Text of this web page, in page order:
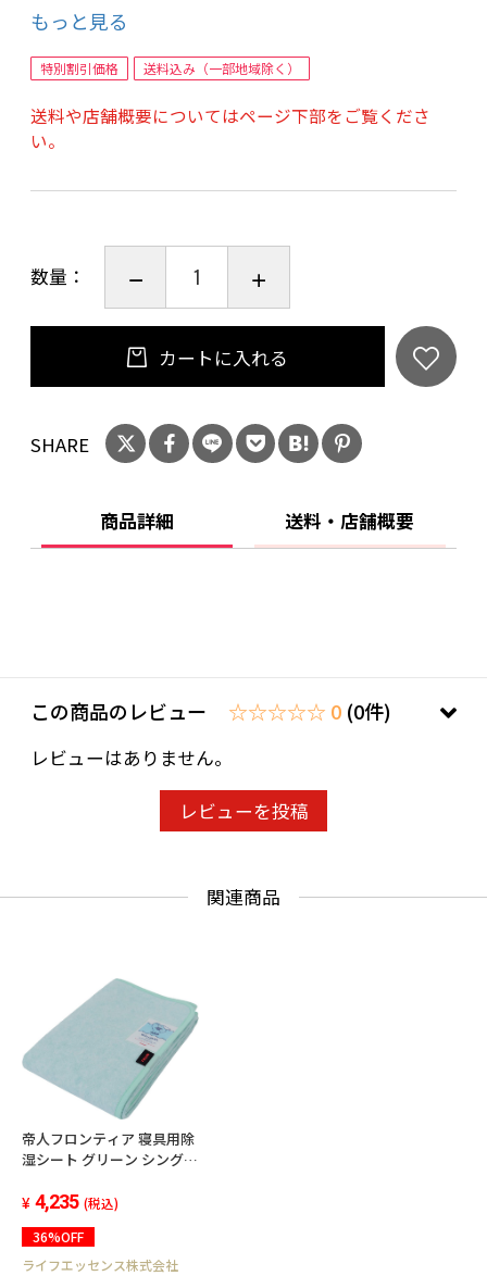
もっと見る
特別割引価格 送料込み（一部地域除く）
送料や店舗概要についてはページ下部をご覧くださ
い。
数量：
カートに入れる
SHARE
商品詳細 送料・店舗概要
この商品のレビュー ☆☆☆☆☆ 0 (0件)
レビューはありません。
レビューを投稿
関連商品
帝人フロンティア 寝具用除
湿シート グリーン シングル
Plus 防ダニ抗菌防臭 日本製
4,235 (税込)
36%OFF
ライフエッセンス株式会社